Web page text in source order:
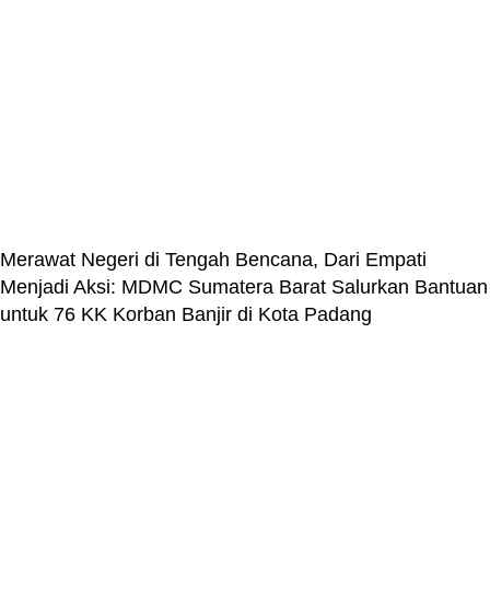
Merawat Negeri di Tengah Bencana, Dari Empati
Menjadi Aksi: MDMC Sumatera Barat Salurkan Bantuan
untuk 76 KK Korban Banjir di Kota Padang